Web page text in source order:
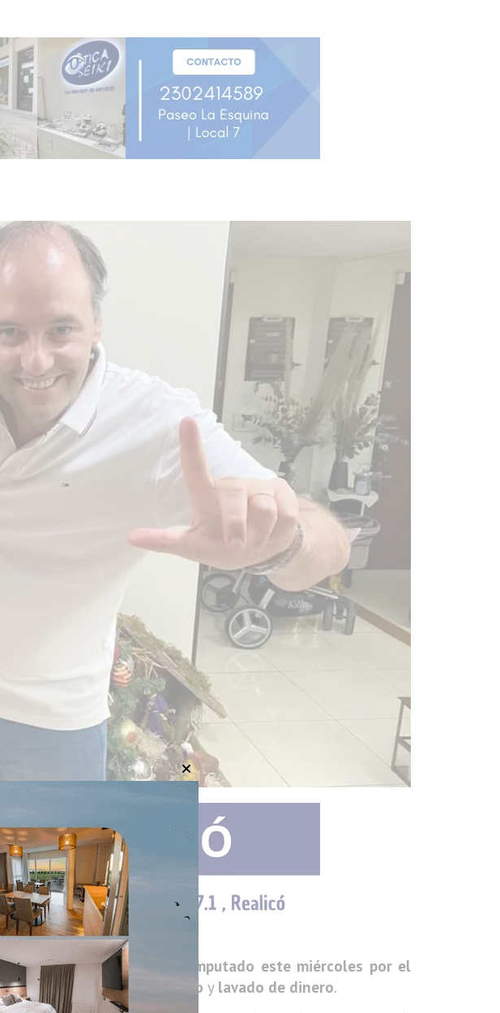
Manuel Adorni, fue imputado este miércoles por el
enriquecimiento ilícito y lavado de dinero.